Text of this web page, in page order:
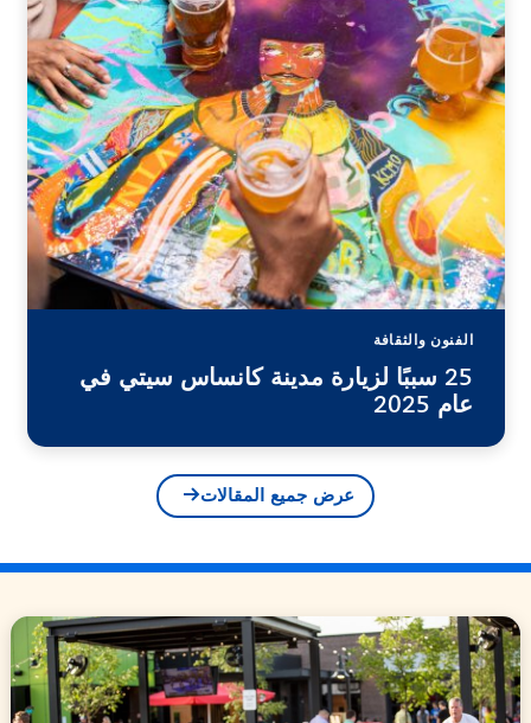
الفنون والثقافة
25 سببًا لزيارة مدينة كانساس سيتي في
عام 2025
عرض جميع المقالات